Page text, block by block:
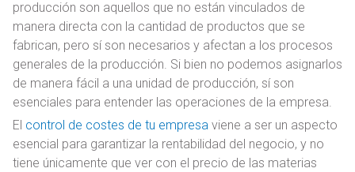
producción son aquellos que no están vinculados de
manera directa con la cantidad de productos que se
fabrican, pero sí son necesarios y afectan a los procesos
generales de la producción. Si bien no podemos asignarlos
de manera fácil a una unidad de producción, sí son
esenciales para entender las operaciones de la empresa.
El control de costes de tu empresa viene a ser un aspecto
esencial para garantizar la rentabilidad del negocio, y no
tiene únicamente que ver con el precio de las materias